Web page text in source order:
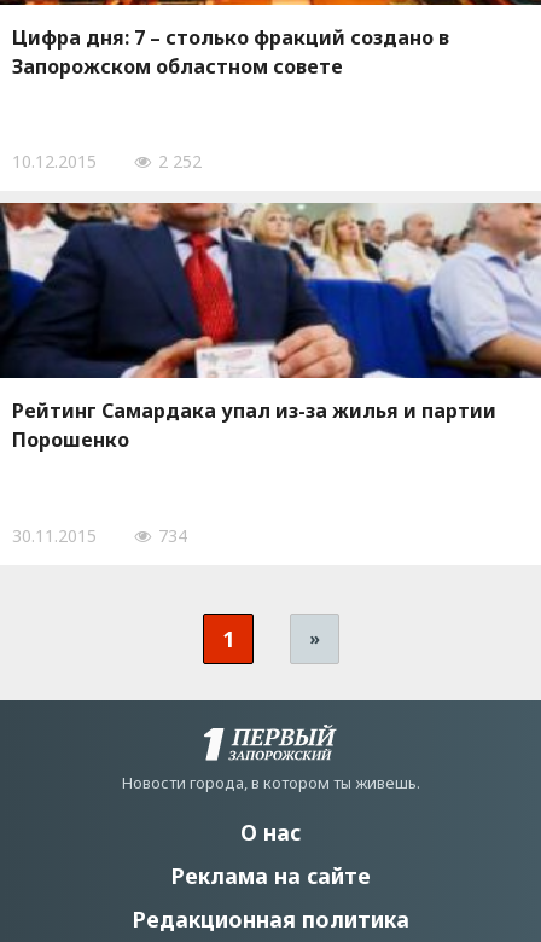
Цифра дня: 7 – столько фракций создано в
Запорожском областном совете
10.12.2015 2 252
Рейтинг Самардака упал из-за жилья и партии
Порошенко
30.11.2015 734
1 »
Новости города, в котором ты живешь.
О нас
Реклама на сайте
Редакционная политика